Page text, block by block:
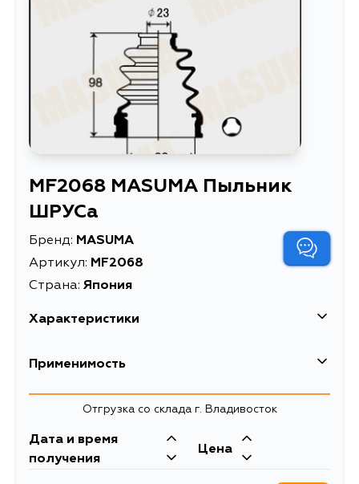
MF2068 MASUMA Пыльник
ШРУСа
Бренд: MASUMA
Артикул: MF2068
Страна: Япония
Характеристики
EAN-13
Длина упаковки, мм
Масса, кг 0.135
Применимость
Кузов Двигатель
GRS195, GRS196, GSE25, GSE26
3GRFSE, 2GRFSE,
Toyota
Отгрузка со склада г. Владивосток
Дата и время
получения
Цена